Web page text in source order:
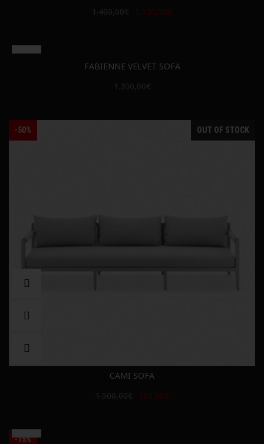
1.400,00€ 1.120,00€
FABIENNE VELVET SOFA
1.300,00€
-50% OUT OF STOCK
CAMI SOFA
1.500,00€
750,00€
-15%